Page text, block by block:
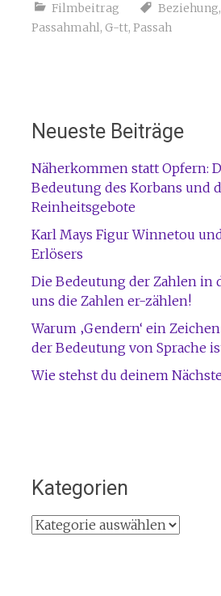
Filmbeitrag Beziehung,
Passahmahl, G-tt, Passah
Neueste Beiträge
Näherkommen statt Opfern:
Bedeutung des Korbans und
Reinheitsgebote
Karl Mays Figur Winnetou
Erlösers
Die Bedeutung der Zahlen in
uns die Zahlen er-zählen!
Warum ‚Gendern‘ ein
der Bedeutung von Sprache
Wie stehst du deinem
Kategorien
Kategorien